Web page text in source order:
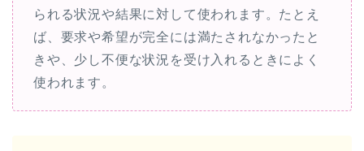
られる状況や結果に対して使われます。たとえ
ば、要求や希望が完全には満たされなかったと
きや、少し不便な状況を受け入れるときによく
使われます。